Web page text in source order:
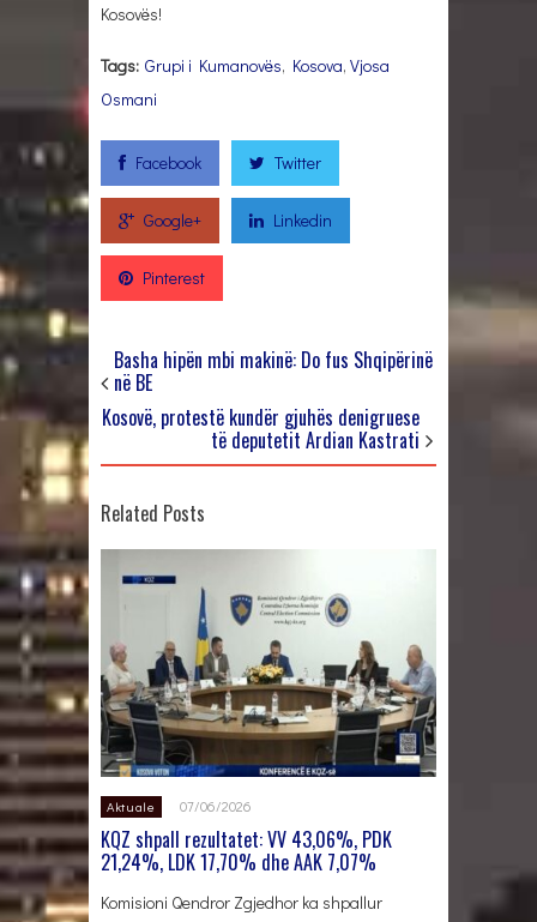
Kosovës!
Tags: Grupi i Kumanovës, Kosova, Vjosa
Osmani
Facebook Twitter
Google+ Linkedin
Pinterest
Basha hipën mbi makinë: Do fus Shqipërinë
në BE
Kosovë, protestë kundër gjuhës denigruese
të deputetit Ardian Kastrati
Related Posts
Aktuale 07/06/2026
KQZ shpall rezultatet: VV 43,06%, PDK
21,24%, LDK 17,70% dhe AAK 7,07%
Komisioni Qendror Zgjedhor ka shpallur